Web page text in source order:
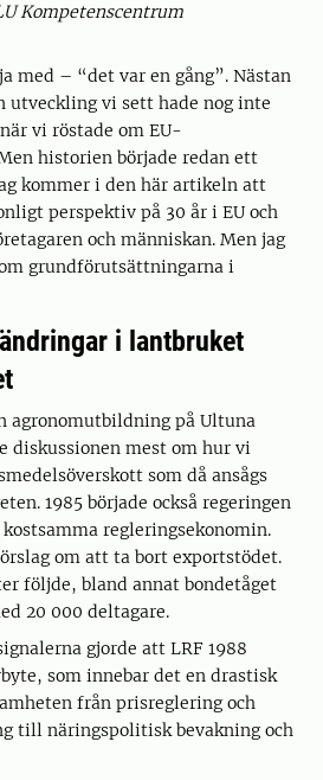
Kompetenscentrum
med – “det var en gång”. Nästan
utveckling vi sett hade nog inte
vi röstade om EU-
historien började redan ett
kommer i den här artikeln att
perspektiv på 30 år i EU och
och människan. Men jag
grundförutsättningarna i
i lantbruket
agronomutbildning på Ultuna
diskussionen mest om hur vi
som då ansågs
1985 började också regeringen
regleringsekonomin.
om att ta bort exportstödet.
följde, bland annat bondetåget
20 000 deltagare.
gjorde att LRF 1988
som innebar det en drastisk
från prisreglering och
till näringspolitisk bevakning och